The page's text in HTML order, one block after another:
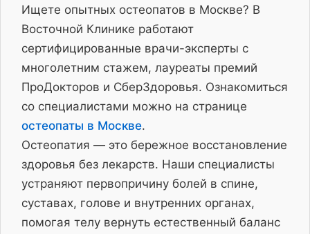
Ищете опытных остеопатов в Москве? В
Восточной Клинике работают
сертифицированные врачи-эксперты с
многолетним стажем, лауреаты премий
ПроДокторов и СберЗдоровья. Ознакомиться
со специалистами можно на странице
остеопаты в Москве.
Остеопатия — это бережное восстановление
здоровья без лекарств. Наши специалисты
устраняют первопричину болей в спине,
суставах, голове и внутренних органах,
помогая телу вернуть естественный баланс